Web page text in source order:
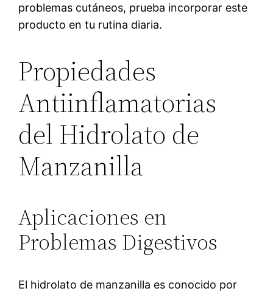
problemas cutáneos, prueba incorporar este
producto en tu rutina diaria.
Propiedades
Antiinflamatorias
del Hidrolato de
Manzanilla
Aplicaciones en
Problemas Digestivos
El hidrolato de manzanilla es conocido por